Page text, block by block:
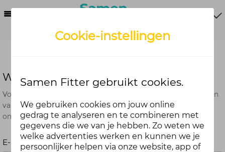
Wachtwoord vergeten?
Voer het e-mailadres in dat je hebt gebruikt bij het aanmaken
van je account. Je ontvangt van ons een e-mail met een link
om je wachtwoord opnieuw in te stellen.
E-mailadres:
Cookie-instellingen
Samen Fitter gebruikt cookies.
We gebruiken cookies om jouw online
gedrag te analyseren en te combineren met
gegevens die we van je hebben. Zo weten we
welke advertenties werken en kunnen we je
persoonlijker helpen via onze website, app of